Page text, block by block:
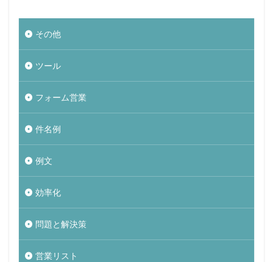
その他
ツール
フォーム営業
件名例
例文
効率化
問題と解決策
営業リスト